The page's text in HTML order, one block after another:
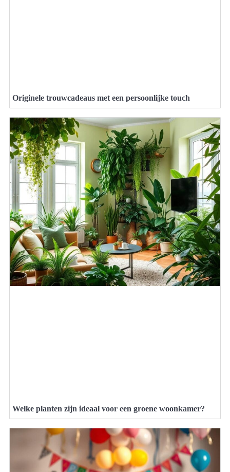
Originele trouwcadeaus met een persoonlijke touch
Welke planten zijn ideaal voor een groene woonkamer?